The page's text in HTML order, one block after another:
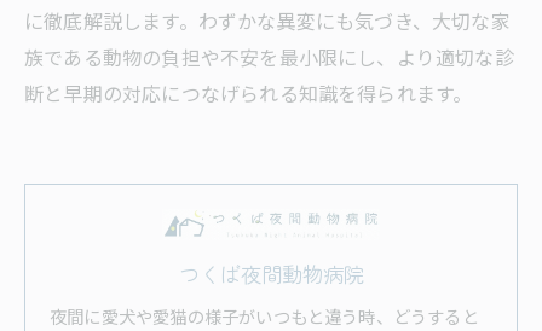
に徹底解説します。わずかな異変にも気づき、大切な家
族である動物の負担や不安を最小限にし、より適切な診
断と早期の対応につなげられる知識を得られます。
つくば夜間動物病院
夜間に愛犬や愛猫の様子がいつもと違う時、どうすると